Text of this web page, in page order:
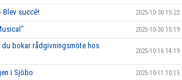
Blev succé! 2025-10-30 15:22
2025-10-30 15:19
du bokar rådgivningsmöte hos
2025-10-16 14:19
i Sjöbo 2025-10-11 10:15